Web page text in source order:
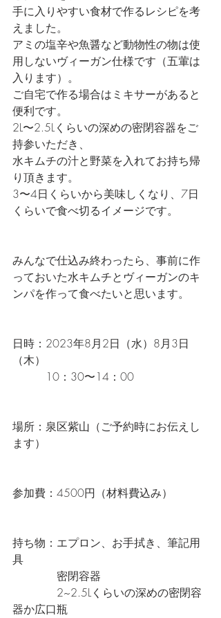
手に入りやすい食材で作るレシピを考
えました。
アミの塩辛や魚醤など動物性の物は使
用しないヴィーガン仕様です（五葷は
入ります）。
ご自宅で作る場合はミキサーがあると
便利です。
2L〜2.5Lくらいの深めの密閉容器をご
持参いただき、
水キムチの汁と野菜を入れてお持ち帰
り頂きます。
3〜4日くらいから美味しくなり、7日
くらいで食べ切るイメージです。
みんなで仕込み終わったら、事前に作
っておいた水キムチとヴィーガンのキ
ンパを作って食べたいと思います。
日時：2023年8月2日（水）8月3日
（木）
10：30〜14：00
場所：泉区紫山（ご予約時にお伝えし
ます）
参加費：4500円（材料費込み）
持ち物：エプロン、お手拭き、筆記用
具
密閉容器
2~2.5Lくらいの深めの密閉容
器か広口瓶